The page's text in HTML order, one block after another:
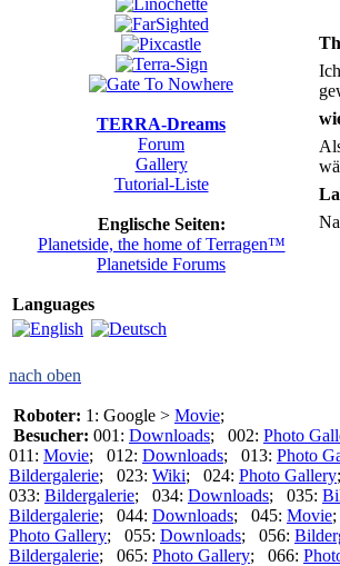
TERRA-Dreams
Forum
Gallery
Tutorial-Liste
Englische Seiten:
Planetside, the home of Terragen™
Planetside Forums
Languages
nach oben
Roboter: 1: Google > Movie;
Besucher: 001: Downloads; 002: Photo
011: Movie; 012: Downloads; 013: Photo
Bildergalerie; 023: Wiki; 024: Photo Gallery
033: Bildergalerie; 034: Downloads; 035:
Bildergalerie; 044: Downloads; 045: Movie
Photo Gallery; 055: Downloads; 056:
Bildergalerie; 065: Photo Gallery; 066: